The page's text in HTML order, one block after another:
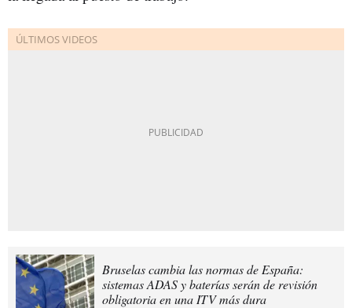
Bruselas cambia las normas de España:
sistemas ADAS y baterías serán de revisión
obligatoria en una ITV más dura